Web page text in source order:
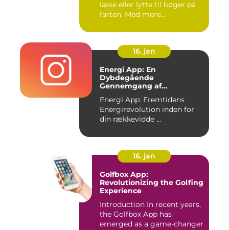
læse eller lytte til bøger på
farten. Med mere...
16. jan
Energi App: En
Dybdegående
Gennemgang af
Energirevolution
Energi App: Fremtidens
Energirevolution inden for
din rækkevidde ...
16. jan
Golfbox App:
Revolutionizing the Golfing
Experience
Introduction In recent years,
the Golfbox App has
emerged as a game-changer